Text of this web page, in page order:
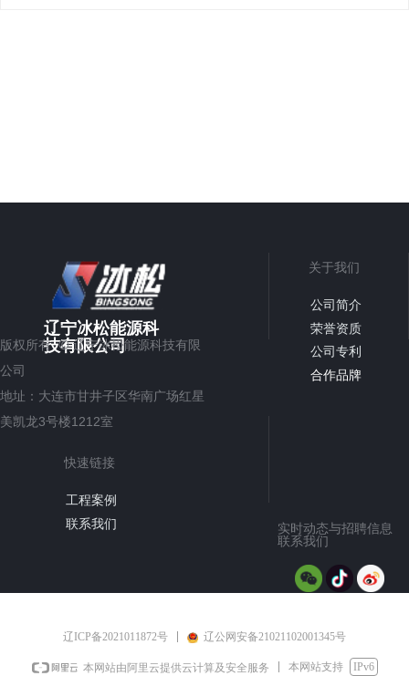
辽宁冰松能源科
技有限公司
关于我们
公司简介
荣誉资质
公司专利
合作品牌
快速链接
工程案例
联系我们
实时动态与招聘信息
联系我们
版权所有©辽宁冰松能源科技有限
公司
地址： 大连市甘井子区华南广场红星
美凯龙3号楼1212室
辽ICP备2021011872号 辽公网安备21021102001345号
本网站由阿里云提供云计算及安全服务 本网站支持 IPv6